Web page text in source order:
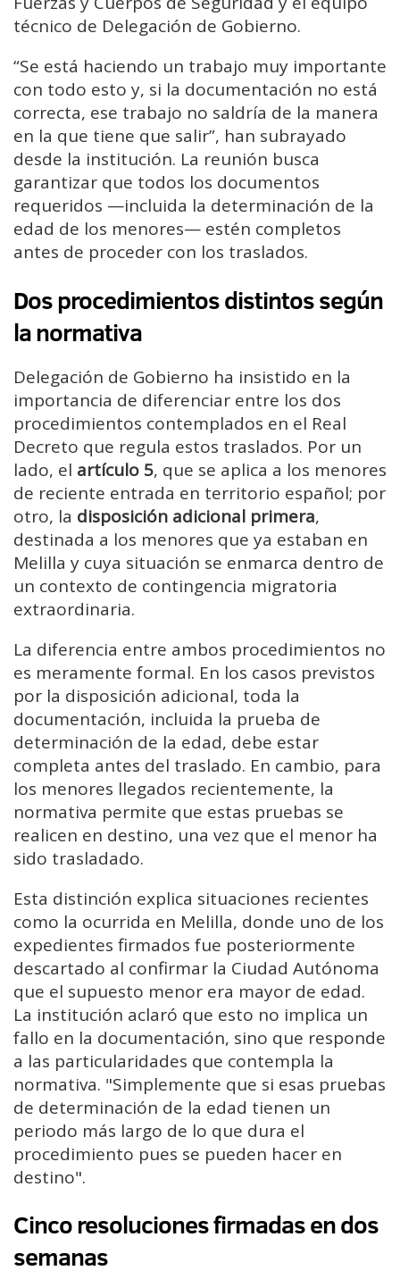
técnico de Delegación de Gobierno.
“Se está haciendo un trabajo muy importante
con todo esto y, si la documentación no está
correcta, ese trabajo no saldría de la manera
en la que tiene que salir”, han subrayado
desde la institución. La reunión busca
garantizar que todos los documentos
requeridos —incluida la determinación de la
edad de los menores— estén completos
antes de proceder con los traslados.
Dos procedimientos distintos según
la normativa
Delegación de Gobierno ha insistido en la
importancia de diferenciar entre los dos
procedimientos contemplados en el Real
Decreto que regula estos traslados. Por un
lado, el artículo 5, que se aplica a los menores
de reciente entrada en territorio español; por
otro, la disposición adicional primera,
destinada a los menores que ya estaban en
Melilla y cuya situación se enmarca dentro de
un contexto de contingencia migratoria
extraordinaria.
La diferencia entre ambos procedimientos no
es meramente formal. En los casos previstos
por la disposición adicional, toda la
documentación, incluida la prueba de
determinación de la edad, debe estar
completa antes del traslado. En cambio, para
los menores llegados recientemente, la
normativa permite que estas pruebas se
realicen en destino, una vez que el menor ha
sido trasladado.
Esta distinción explica situaciones recientes
como la ocurrida en Melilla, donde uno de los
expedientes firmados fue posteriormente
descartado al confirmar la Ciudad Autónoma
que el supuesto menor era mayor de edad.
La institución aclaró que esto no implica un
fallo en la documentación, sino que responde
a las particularidades que contempla la
normativa. "Simplemente que si esas pruebas
de determinación de la edad tienen un
periodo más largo de lo que dura el
procedimiento pues se pueden hacer en
destino".
Cinco resoluciones firmadas en dos
semanas